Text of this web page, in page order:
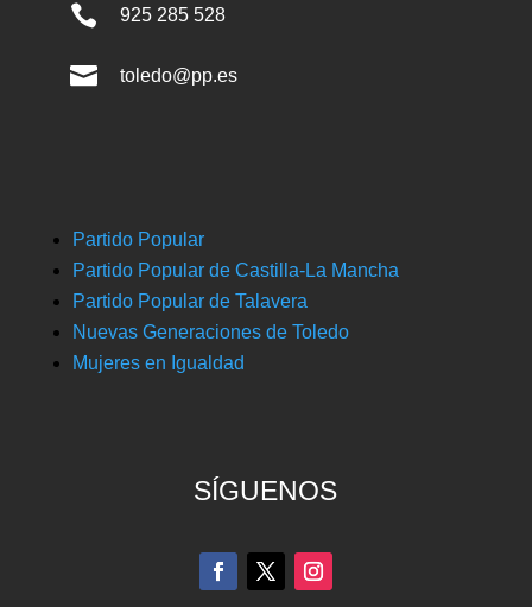
 925 285 528
 toledo@pp.es
Partido Popular
Partido Popular de Castilla-La Mancha
Partido Popular de Talavera
Nuevas Generaciones de Toledo
Mujeres en Igualdad
SÍGUENOS